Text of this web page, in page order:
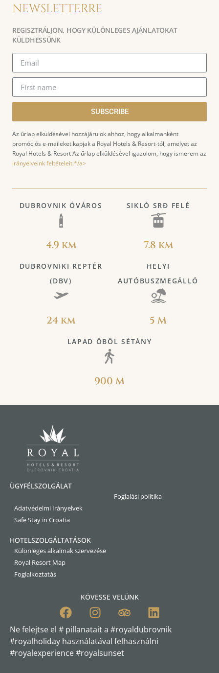
NEWSLETTERRE
REGISZTRÁLJON, HOGY KÜLÖNLEGES AJÁNLATOKAT
KÜLDHESSÜNK
SUBSCRIBE
Az űrlap elküldésével hozzájárulok ahhoz, hogy alkalmanként
promóciós e-maileket kapjak a Royal Hotels & Resort-tól, amelyet az
Royal Hotels & Resort Az űrlap elküldésével igazolom, hogy ismerem az
irányelveink feltételeit.*/a>
DUBROVNIK ÓVÁROS
4.9 km
SIKLÓ SRĐ FELÉ
7.8 km
DUBROVNIKI REPTÉR
(DBV)
24 km
HELYI
AUTÓBUSZMEGÁLLÓ
5 M
LAPAD ÖBÖL SÉTÁNY
900 M
ÜGYFÉLSZOLGÁLAT
Foglalási politika
Adatvédelmi Irányelvek
Safe Stay in Croatia
HOTELSZOLGÁLTATÁSOK
Különleges alkalmak szervezése
Royal Resort Map
Foglalkoztatás
KÖVESSE VELÜNK
Ne felejtse el # pillanatait a #royaldubrovnik
#royalholiday használatával felhasználni
#royalexperience #royalsunset